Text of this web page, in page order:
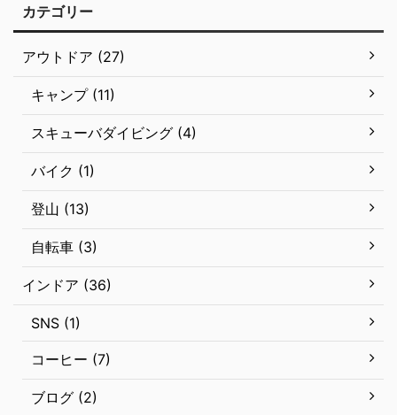
カテゴリー
アウトドア (27)
キャンプ (11)
スキューバダイビング (4)
バイク (1)
登山 (13)
自転車 (3)
インドア (36)
SNS (1)
コーヒー (7)
ブログ (2)